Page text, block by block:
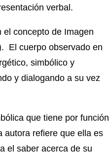
verbal.
concepto de Imagen
El cuerpo observado en
simbólico y
y dialogando a su vez
que tiene por función
autora refiere que ella es
el saber acerca de su